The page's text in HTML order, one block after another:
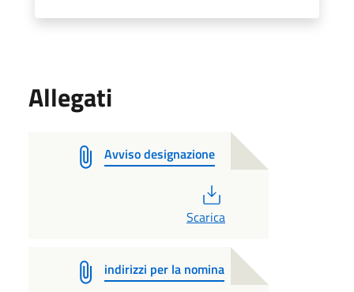
Allegati
Avviso designazione
Scarica
indirizzi per la nomina